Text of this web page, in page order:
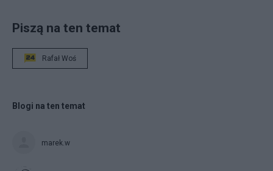
Piszą na ten temat
Rafał Woś
Blogi na ten temat
marek.w